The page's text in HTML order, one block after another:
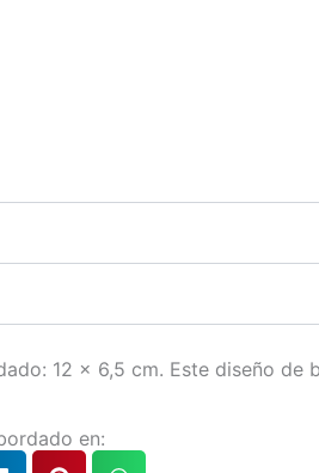
12 x 6,5 cm. Este diseño
en: